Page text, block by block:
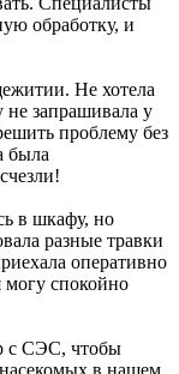
обработку, и
Не хотела
не запрашивала у
проблему без
была
в шкафу, но
разные травки
оперативно
могу спокойно
с СЭС, чтобы
в нашем